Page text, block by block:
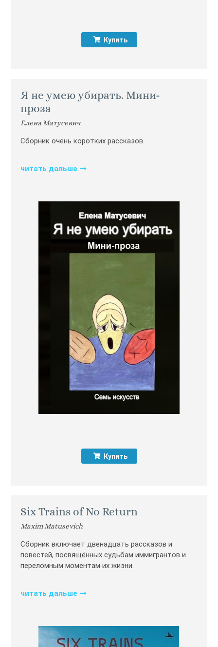
Купить
Я не умею убирать. Мини-
проза
Елена Матусевич
Сборник очень коротких рассказов.
читать дальше
Купить
Six Trains of No Return
Maxim Matusevich
Сборник включает двенадцать рассказов и
повестей, посвящённых судьбам иммигрантов и
переломным моментам их жизни.
читать дальше